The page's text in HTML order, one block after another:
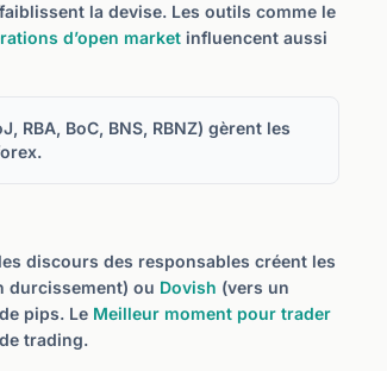
la devise. Les outils comme le
d’open market influencent aussi
RBA, BoC, BNS, RBNZ) gèrent les
discours des responsables créent les
durcissement) ou Dovish (vers un
pips. Le Meilleur moment pour trader
trading.